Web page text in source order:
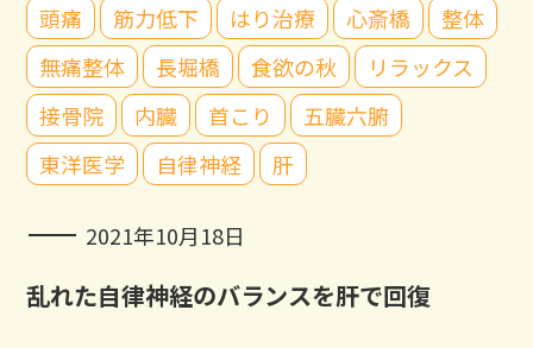
頭痛 筋力低下 はり治療 心斎橋
整体
無痛整体
長堀橋 食欲の秋
リラックス
接骨院
内臓 首こり
五臓六腑
東洋医学
自律神経 肝
2021年10月18日
乱れた自律神経のバランスを肝で回復